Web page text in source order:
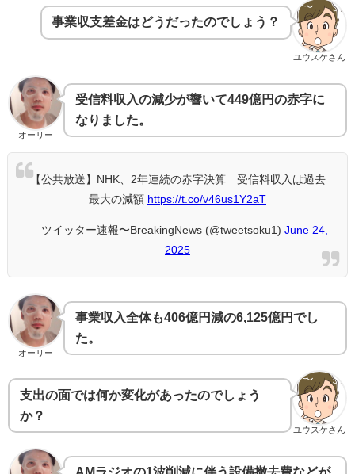
ユウスケさん
事業収支差金はどうだったのでしょう？
オーリー
受信料収入の減少が響いて449億円の赤字に
なりました。
【公共放送】NHK、2年連続の赤字決算 受信料収入は過去
最大の減額 https://t.co/v46us1Y2aT
— ツイッター速報〜BreakingNews (@tweetsoku1) June 24,
2025
オーリー
事業収入全体も406億円減の6,125億円でし
た。
ユウスケさん
支出の面では何か変化があったのでしょう
か？